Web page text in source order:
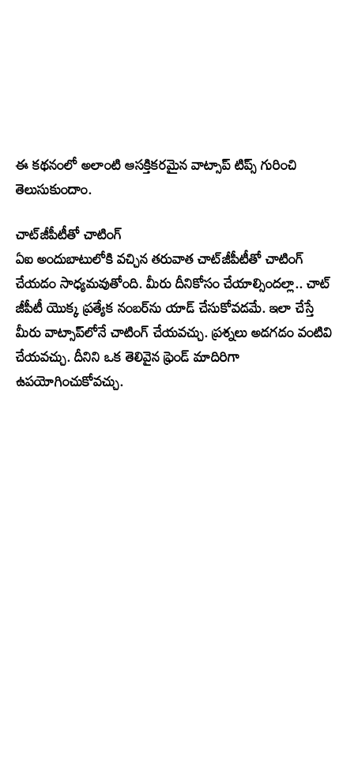
ఈ కథనంలో అలాంటి ఆసక్తికరమైన వాట్సాప్ టిప్స్ గురించి
తెలుసుకుందాం.
చాట్​జీపీటీతో చాటింగ్
ఏఐ అందుబాటులోకి వచ్చిన తరువాత చాట్​జీపీటీతో చాటింగ్
చేయడం సాధ్యమవుతోంది. మీరు దీనికోసం చేయాల్సిందల్లా.. చాట్​
జీపీటీ యొక్క ప్రత్యేక నంబర్‌ను యాడ్ చేసుకోవడమే. ఇలా చేస్తే
మీరు వాట్సాప్‌లోనే చాటింగ్ చేయవచ్చు. ప్రశ్నలు అడగడం వంటివి
చేయవచ్చు. దీనిని ఒక తెలివైన ఫ్రెండ్ మాదిరిగా
ఉపయోగించుకోవచ్చు.